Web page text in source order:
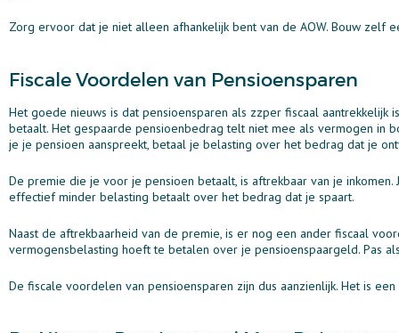
Zorg ervoor dat je niet alleen afhankelijk bent van de AOW. Bouw zelf
Fiscale Voordelen van Pensioensparen
Het goede nieuws is dat pensioensparen als zzper fiscaal aantrekkelijk
betaalt. Het gespaarde pensioenbedrag telt niet mee als vermogen in
je je pensioen aanspreekt, betaal je belasting over het bedrag dat je
De premie die je voor je pensioen betaalt, is aftrekbaar van je
effectief minder belasting betaalt over het bedrag dat je spaart.
Naast de aftrekbaarheid van de premie, is er nog een ander fiscaal
vermogensbelasting hoeft te betalen over je pensioenspaargeld. Pas
De fiscale voordelen van pensioensparen zijn dus aanzienlijk. Het is